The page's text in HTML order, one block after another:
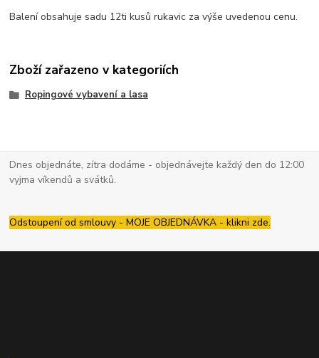
Balení obsahuje sadu 12ti kusů rukavic za výše uvedenou cenu.
Zboží zařazeno v kategoriích
Ropingové vybavení a lasa
Dnes objednáte, zítra dodáme - objednávejte každý den do 12:00
vyjma víkendů a svátků.
Odstoupení od smlouvy - MOJE OBJEDNÁVKA - klikni zde.